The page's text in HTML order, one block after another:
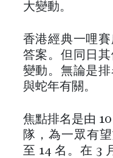
大變動。
香港經典一哩
答案。但同日
變動。無論是
與蛇年有關。
焦點排名是由
隊，為一眾有
至 14 名。在 3